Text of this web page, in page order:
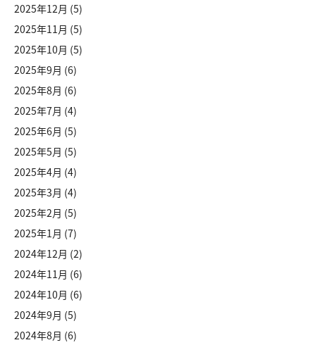
2025年12月 (5)
2025年11月 (5)
2025年10月 (5)
2025年9月 (6)
2025年8月 (6)
2025年7月 (4)
2025年6月 (5)
2025年5月 (5)
2025年4月 (4)
2025年3月 (4)
2025年2月 (5)
2025年1月 (7)
2024年12月 (2)
2024年11月 (6)
2024年10月 (6)
2024年9月 (5)
2024年8月 (6)